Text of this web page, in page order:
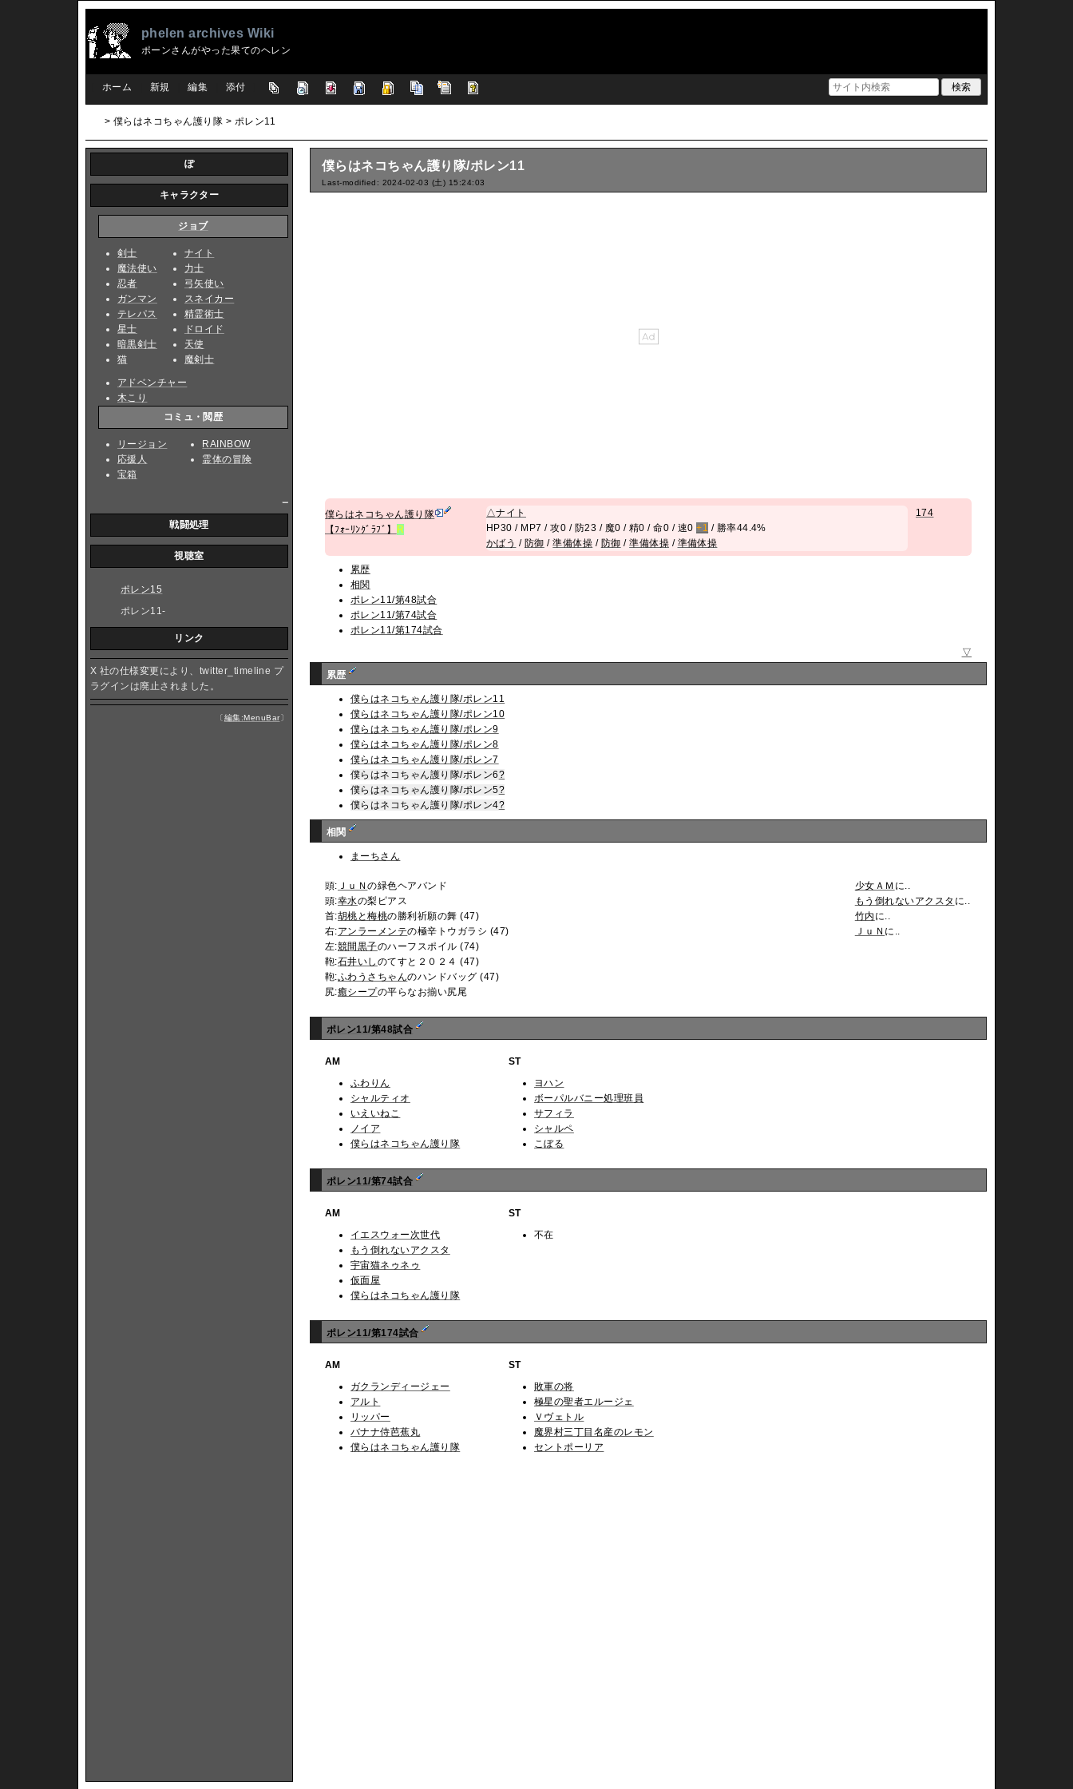
phelen archives Wiki
ポーンさんがやった果てのヘレン
ホーム 新規 編集 添付
> 僕らはネコちゃん護り隊 > ポレン11
僕らはネコちゃん護り隊/ポレン11
Last-modified: 2024-02-03 (土) 15:24:03
僕らはネコちゃん護り隊
【ﾌｫｰﾘﾝｸﾞﾗﾌﾞ】 R
△ナイト
HP30 / MP7 / 攻0 / 防23 / 魔0 / 精0 / 命0 / 速0+1 / 勝率44.4%
かばう / 防御 /準備体操 / 防御 /準備体操 / 準備体操
174
累歴
相関
ポレン11/第48試合
ポレン11/第74試合
ポレン11/第174試合
▽
累歴
僕らはネコちゃん護り隊/ポレン11
僕らはネコちゃん護り隊/ポレン10
僕らはネコちゃん護り隊/ポレン9
僕らはネコちゃん護り隊/ポレン8
僕らはネコちゃん護り隊/ポレン7
僕らはネコちゃん護り隊/ポレン6?
僕らはネコちゃん護り隊/ポレン5?
僕らはネコちゃん護り隊/ポレン4?
相関
まーちさん
頭: ＪｕＮの緑色ヘアバンド
頭:幸水の梨ピアス
首:胡桃と梅桃の勝利祈願の舞 (47)
右:アンラーメンテの極辛トウガラシ (47)
左:競間黒子のハーフスポイル (74)
鞄:石井いし のてすと２０２４ (47)
鞄:ふわうさちゃんのハンドバッグ (47)
尻:癒シープの平らなお揃い尻尾
少女ＡＭ に..
もう倒れないアクスタ に..
竹内 に..
ＪｕＮ に..
ポレン11/第48試合
AM
ふわりん
シャルティオ
いえいねこ
ノイア
僕らはネコちゃん護り隊
ST
ヨハン
ボーパルバニー処理班員
サフィラ
シャルペ
こぼる
ポレン11/第74試合
AM
イエスウォー次世代
もう倒れないアクスタ
宇宙猫ネゥネゥ
仮面屋
僕らはネコちゃん護り隊
ST
不在
ポレン11/第174試合
AM
ガクランディージェー
アルト
リッパー
バナナ侍芭蕉丸
僕らはネコちゃん護り隊
ST
敗軍の将
極星の聖者エルージェ
Ｖヴェトル
魔界村三丁目名産のレモン
セントポーリア
ぽ
キャラクター
ジョブ
剣士
魔法使い
忍者
ガンマン
テレパス
星士
暗黒剣士
猫
ナイト
力士
弓矢使い
スネイカー
精霊術士
ドロイド
天使
魔剣士
アドベンチャー
木こり
コミュ・閲歴
リージョン
応援人
宝箱
RAINBOW
霊体の冒険
戦闘処理
視聴室
ポレン15
ポレン11-
リンク
X 社の仕様変更により、twitter_timeline プ
ラグインは廃止されました。
〔編集:MenuBar〕